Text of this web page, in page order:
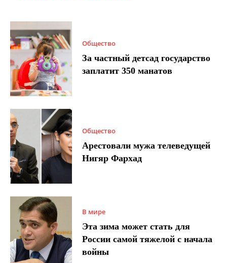
Общество
За частный детсад государство
заплатит 350 манатов
Общество
Арестовали мужа телеведущей
Нигяр Фархад
В мире
Эта зима может стать для
России самой тяжелой с начала
войны